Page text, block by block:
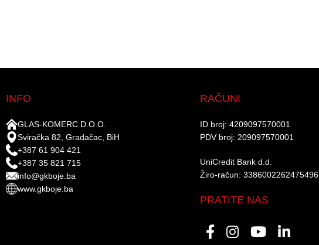
INFO
GLAS-KOMERC D.O.O.
Sviračka 82, Gradačac, BiH
+387 61 904 421
+387 35 821 715
info@gkboje.ba
www.gkboje.ba
RAČUNI
ID broj: 4209097570001​
PDV broj: 209097570001 ​
UniCredit Bank d.d.​
Žiro-račun: 3386002262475496​​
PRATITE NAS